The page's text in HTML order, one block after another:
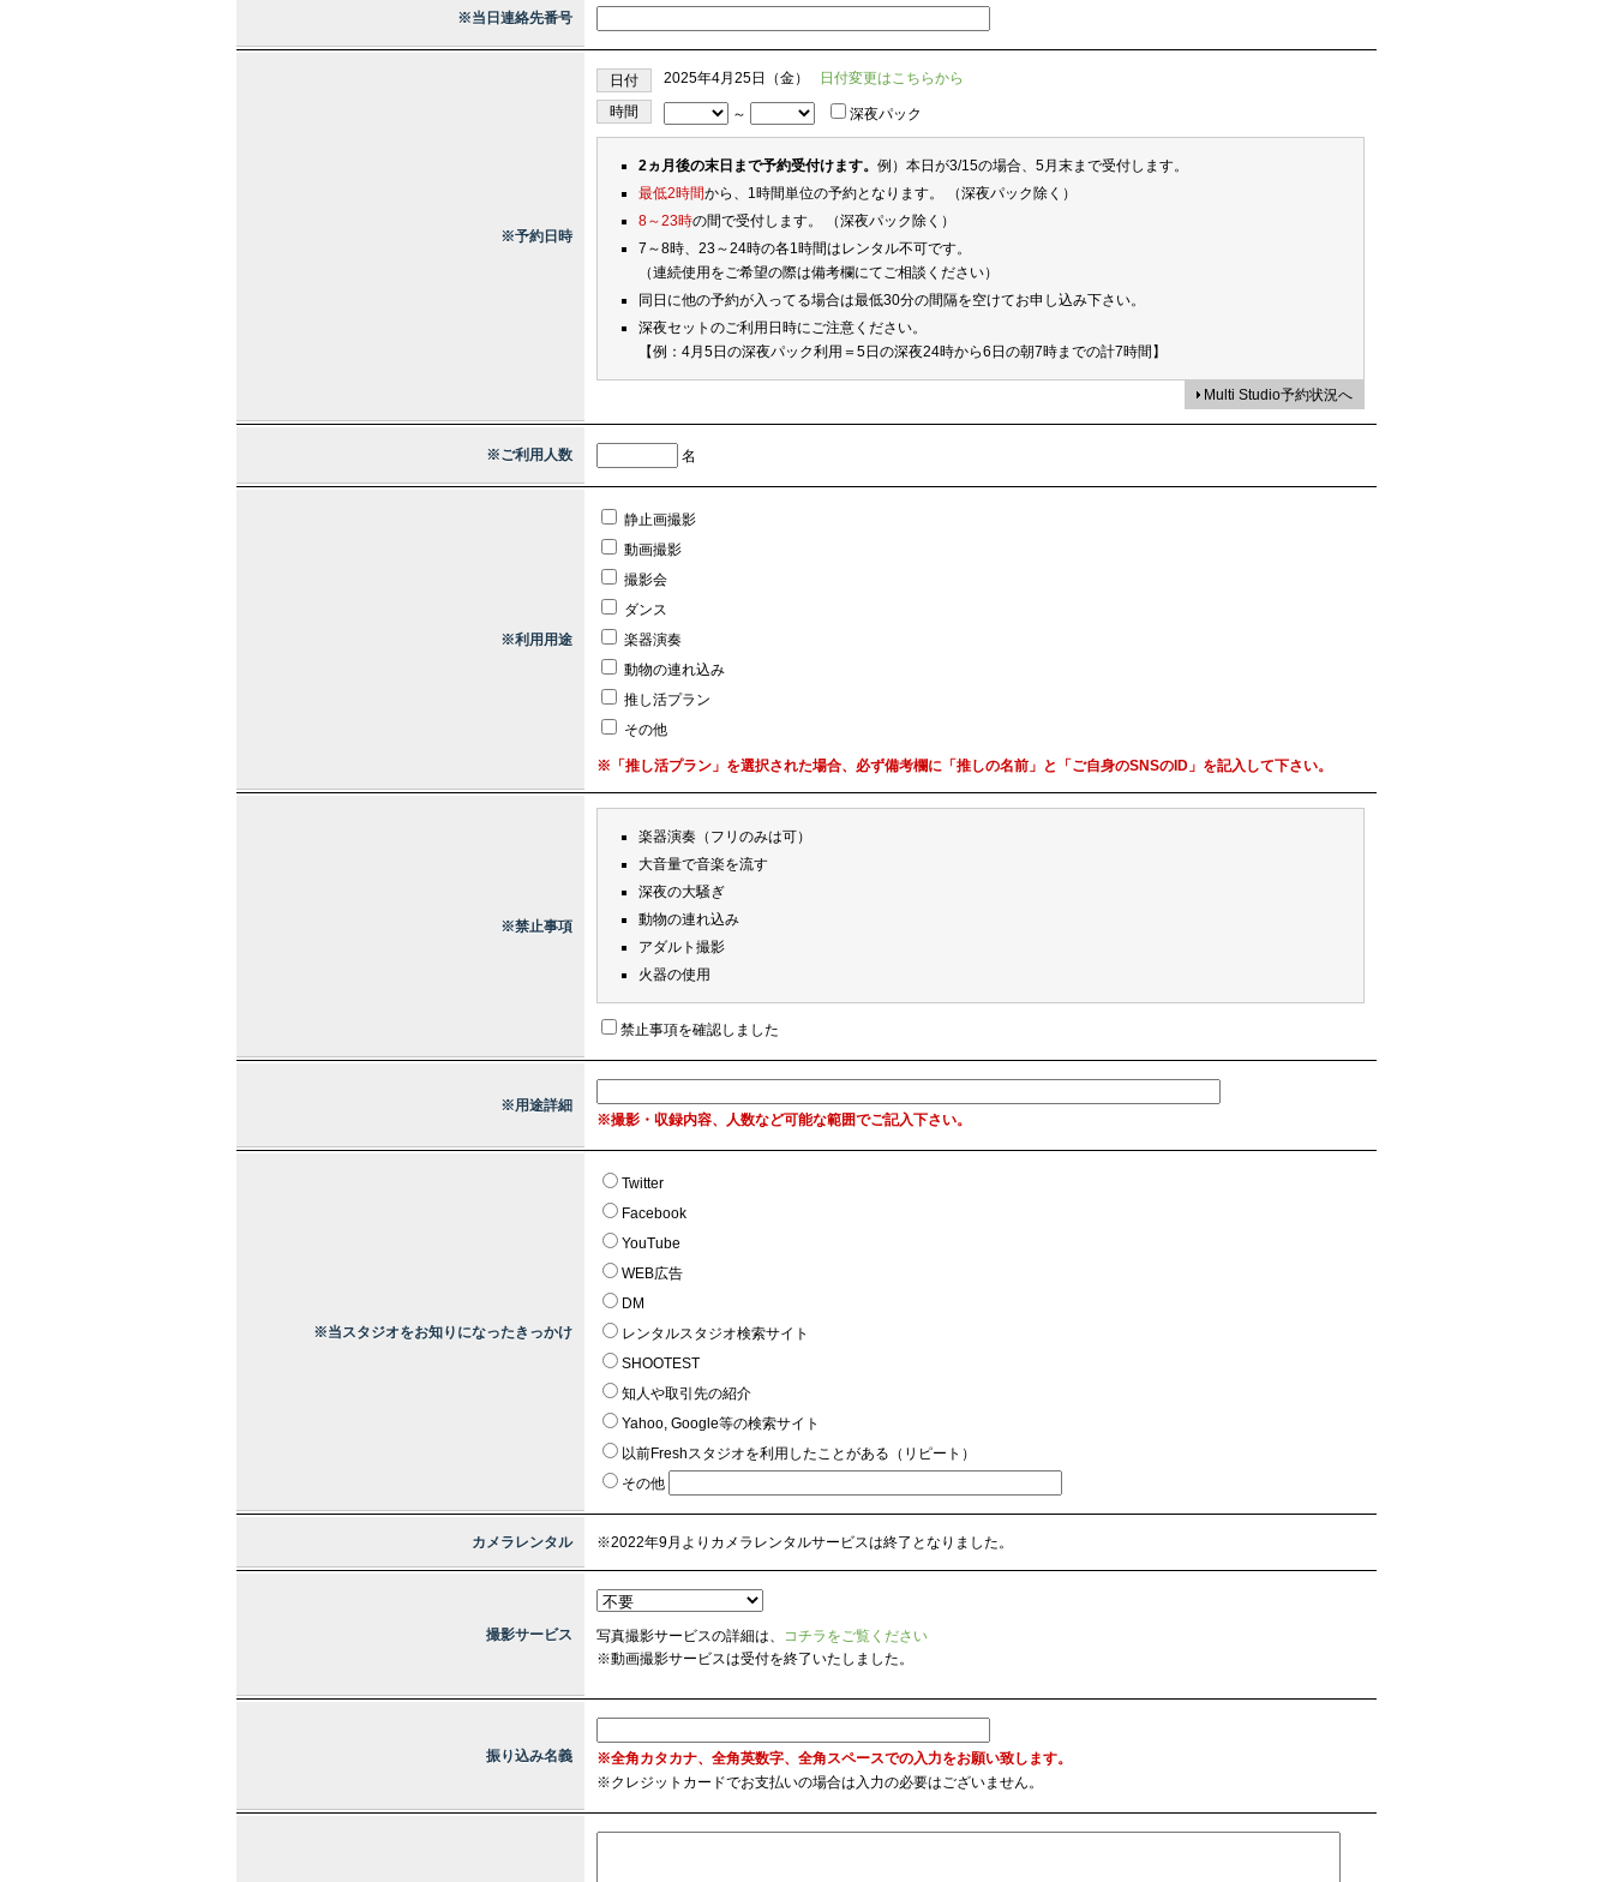
※当日連絡先番号
※予約日時
日付 2025年4月25日（金）
日付変更はこちらから
時間
～ 深夜パック
2ヵ月後の末日まで予約受付けます。 例）本日が3/15の場合、5月末まで受付します。
最低2時間から、1時間単位の予約となります。 （深夜パック除く）
8～23時の間で受付します。 （深夜パック除く）
7～8時、23～24時の各1時間はレンタル不可です。
（連続使用をご希望の際は備考欄にてご相談ください）
同日に他の予約が入ってる場合は最低30分の間隔を空けてお申し込み下さい。
深夜セットのご利用日時にご注意ください。
【例：4月5日の深夜パック利用＝5日の深夜24時から6日の朝7時までの計7時間】
Multi Studio予約状況へ
※ご利用人数 名
※利用用途
静止画撮影
動画撮影
撮影会
ダンス
楽器演奏
動物の連れ込み
推し活プラン
その他
※「推し活プラン」を選択された場合、必ず備考欄に「推しの名前」と「ご自身のSNSのID」を記入して下さい。
※禁止事項
楽器演奏（フリのみは可）
大音量で音楽を流す
深夜の大騒ぎ
動物の連れ込み
アダルト撮影
火器の使用
禁止事項を確認しました
※用途詳細
※撮影・収録内容、人数など可能な範囲でご記入下さい。
※当スタジオをお知りになったきっかけ
Twitter
Facebook
YouTube
WEB広告
DM
レンタルスタジオ検索サイト
SHOOTEST
知人や取引先の紹介
Yahoo, Google等の検索サイト
以前Freshスタジオを利用したことがある（リピート）
その他
カメラレンタル ※2022年9月よりカメラレンタルサービスは終了となりました。
撮影サービス 写真撮影サービスの詳細は、 コチラをご覧ください
※動画撮影サービスは受付を終了いたしました。
振り込み名義
※全角カタカナ、全角英数字、全角スペースでの入力をお願い致します。
※クレジットカードでお支払いの場合は入力の必要はございません。